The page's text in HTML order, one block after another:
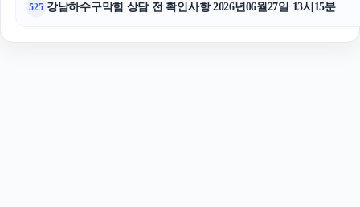
525 강남하수구막힘 상담 전 확인사항 2026년06월27일 13시15분